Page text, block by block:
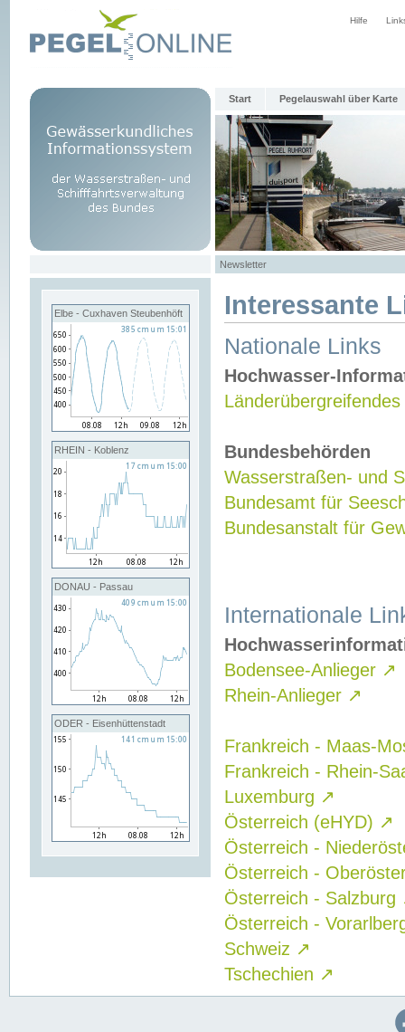
Hilfe
Start Pegelauswahl über Karte
Newsletter
Elbe - Cuxhaven Steubenhöft
RHEIN - Koblenz
DONAU - Passau
ODER - Eisenhüttenstadt
Interessante
Nationale Links
Hochwasser-
Bundesbehörden
Wasserstraßen- und
Bundesamt für
Bundesanstalt für
Internationale
Bodensee-Anlieger ↗
Rhein-Anlieger ↗
Frankreich - Maas-
Frankreich - Rhein-
Luxemburg ↗
Österreich (eHYD) ↗
Österreich -
Österreich -
Österreich - Salzburg
Österreich -
Schweiz ↗
Tschechien ↗